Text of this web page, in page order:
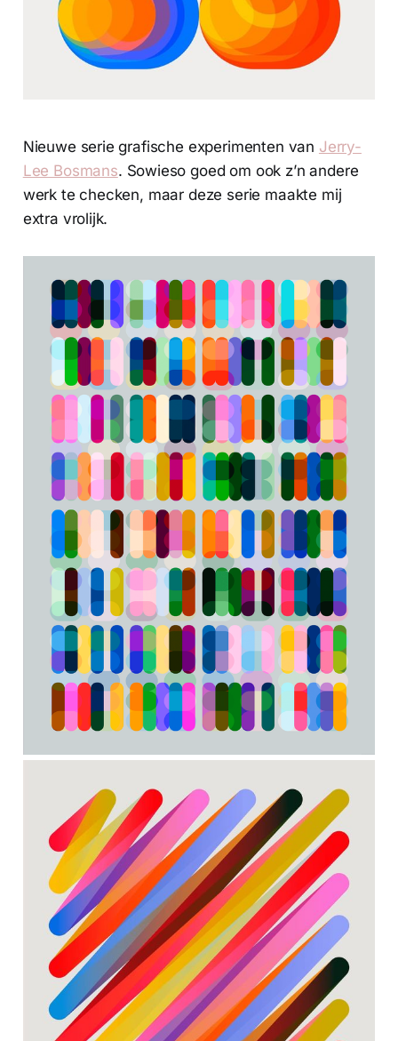
Nieuwe serie grafische experimenten van Jerry-
Lee Bosmans. Sowieso goed om ook z’n andere
werk te checken, maar deze serie maakte mij
extra vrolijk.